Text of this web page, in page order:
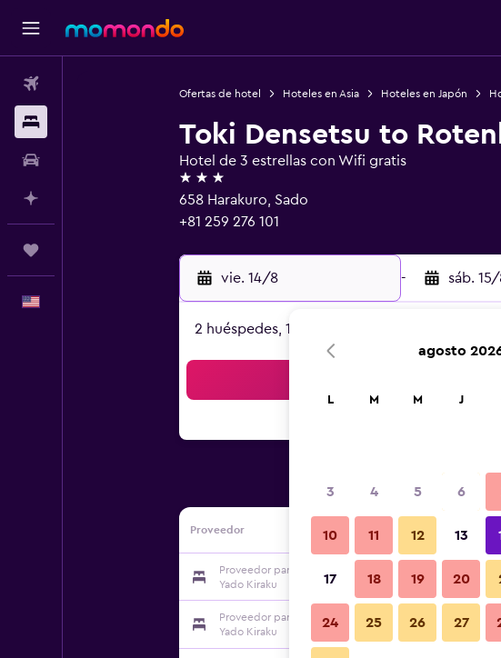
Ofertas de hotel Hoteles en Asia Hoteles en Japón
Toki Densetsu to
Hotel de 3 estrellas con Wifi gratis
3 estrellas
658 Harakuro, Sado
+81 259 276 101
vie. 14/8 - sáb.
2 huéspedes, 1 habitación
Proveedor
Proveedor para Toki Densetsu to Rotenburo no
Yado Kiraku
Proveedor para Toki Densetsu to Rotenburo no
Yado Kiraku
agosto
L M M J
3 4 5 6
10 11 12 13
17 18 19 20
24 25 26 27